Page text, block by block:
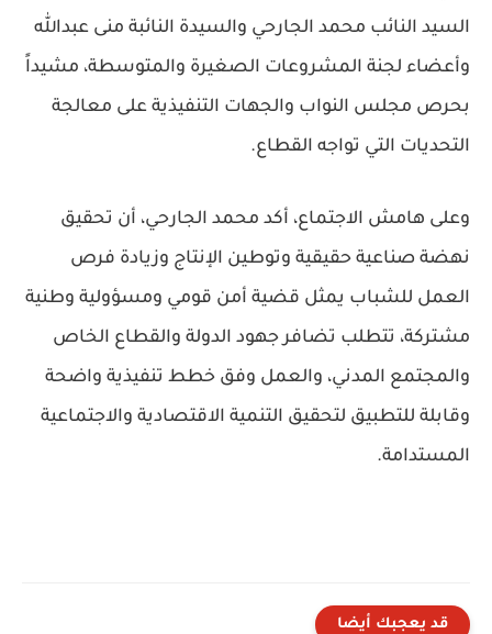
السيد النائب محمد الجارحي والسيدة النائبة منى عبدالله
وأعضاء لجنة المشروعات الصغيرة والمتوسطة، مشيداً
بحرص مجلس النواب والجهات التنفيذية على معالجة
التحديات التي تواجه القطاع.
وعلى هامش الاجتماع، أكد محمد الجارحي، أن تحقيق
نهضة صناعية حقيقية وتوطين الإنتاج وزيادة فرص
العمل للشباب يمثل قضية أمن قومي ومسؤولية وطنية
مشتركة، تتطلب تضافر جهود الدولة والقطاع الخاص
والمجتمع المدني، والعمل وفق خطط تنفيذية واضحة
وقابلة للتطبيق لتحقيق التنمية الاقتصادية والاجتماعية
المستدامة.
قد يعجبك أيضا